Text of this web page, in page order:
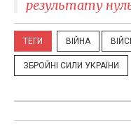
результату
ТЕГИ ВІЙНА
ЗБРОЙНІ СИЛИ УКРАЇНИ